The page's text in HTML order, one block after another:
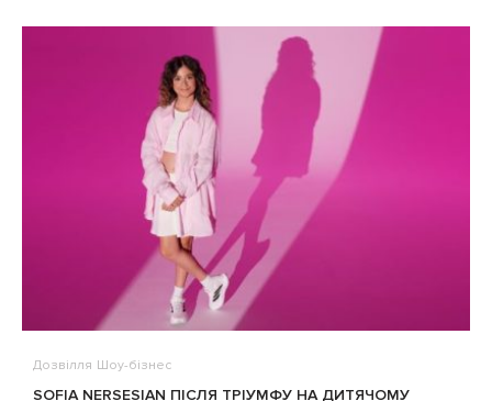
Дозвілля Шоу-бізнес
SOFIA NERSESIAN ПІСЛЯ ТРІУМФУ НА ДИТЯЧОМУ